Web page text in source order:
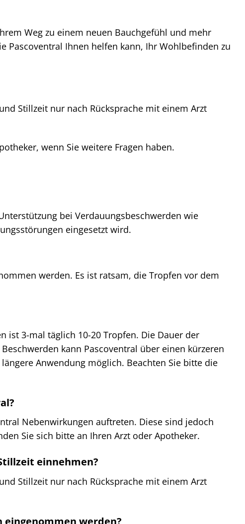
Weg zu einem neuen Bauchgefühl und mehr
Pascoventral Ihnen helfen kann, Ihr Wohlbefinden zu
Stillzeit nur nach Rücksprache mit einem Arzt
wenn Sie weitere Fragen haben.
bei Verdauungsbeschwerden wie
eingesetzt wird.
werden. Es ist ratsam, die Tropfen vor dem
ist 3-mal täglich 10-20 Tropfen. Die Dauer der
kann Pascoventral über einen kürzeren
Anwendung möglich. Beachten Sie bitte die
Nebenwirkungen auftreten. Diese sind jedoch
Sie sich bitte an Ihren Arzt oder Apotheker.
einnehmen?
Stillzeit nur nach Rücksprache mit einem Arzt
werden?